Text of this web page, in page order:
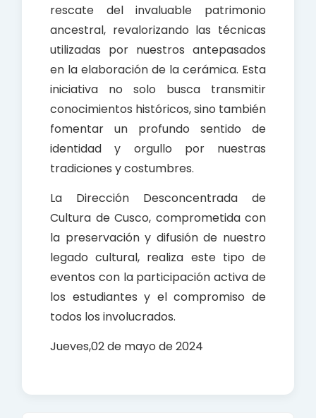
rescate del invaluable patrimonio
ancestral, revalorizando las técnicas
utilizadas por nuestros antepasados
en la elaboración de la cerámica. Esta
iniciativa no solo busca transmitir
conocimientos históricos, sino también
fomentar un profundo sentido de
identidad y orgullo por nuestras
tradiciones y costumbres.
La Dirección Desconcentrada de
Cultura de Cusco, comprometida con
la preservación y difusión de nuestro
legado cultural, realiza este tipo de
eventos con la participación activa de
los estudiantes y el compromiso de
todos los involucrados.
Jueves,02 de mayo de 2024